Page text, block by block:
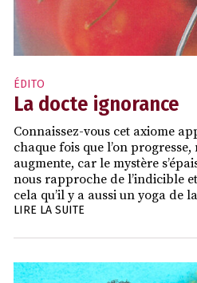
ÉDITO
La docte ignorance
Connaissez-vous cet axiome
chaque fois que l’on
augmente, car le mystère
nous rapproche de l’indicible
cela qu’il y a aussi un yoga de
LIRE LA SUITE